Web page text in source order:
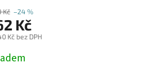
Kč –24 %
Kč
Kč bez DPH